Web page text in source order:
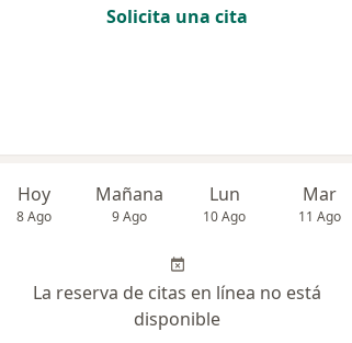
Solicita una cita
Hoy
8 Ago
Mañana
9 Ago
Lun
10 Ago
Mar
11 Ago
La reserva de citas en línea no está
disponible